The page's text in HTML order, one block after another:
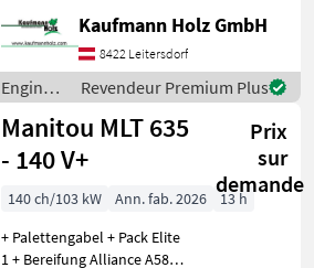
Hubkraft 5, 8 Meter
Hubhöhe 55, 4 KW Kubota
Motor 2 Stufen Hydrostat
nur 1, 81 Brei
Kaufmann Holz GmbH
8422 Leitersdorf
Engins
de
chantier
Manitou
Revendeur Premium Plus
Manitou MLT 635
- 140 V+
Prix
sur
demande
140 ch/103 kW Ann. fab. 2026
13 h
+ Palettengabel + Pack Elite
1 + Bereifung Alliance A585